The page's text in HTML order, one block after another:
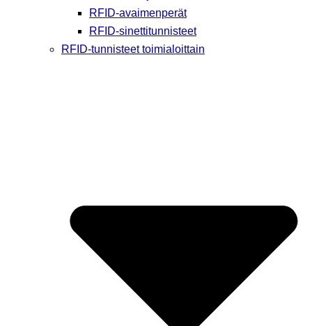
RFID-avaimenperät
RFID-sinettitunnisteet
RFID-tunnisteet toimialoittain